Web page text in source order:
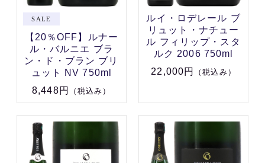
【20％OFF】ルナー
ル・バルニエ ブラ
ン・ド・ブラン ブリ
ュット NV 750ml
8,448円
（税込み）
ルイ・ロデレール ブ
リュット・ナチュー
ル フィリップ・スタ
ルク 2006 750ml
22,000円
（税込み）